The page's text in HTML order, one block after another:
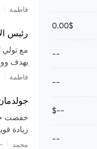
0.00$
--
--
--$
--
تشكيل
فاطمة
رئيس
مع تولي
يهدف
فاطمة
جولدمان
زيادة
محمد